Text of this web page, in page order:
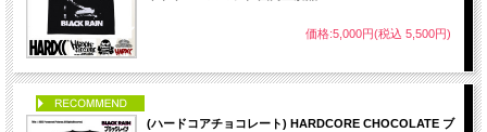
価格:5,000円(税込 5,500円)
(ハードコアチョコレート) HARDCORE CHOCOLATE ブ